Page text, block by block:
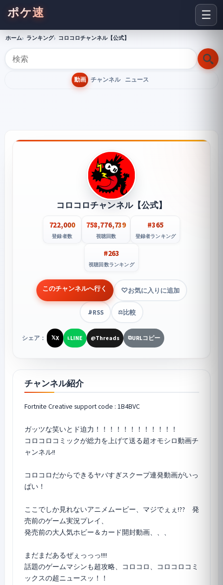
☰
ポケ速
ホーム ランキング コロコロチャンネル【公式】
動画 チャンネル ニュース
コロコロチャンネル【公式】
722,000
登録者数
758,776,739
視聴回数
#365
登録者ランキング
#263
視聴回数ランキング
このチャンネルへ行く お気に入りに追加
📡RSS ⚖️比較
シェア： 𝕏X LLINE @Threads ⧉URLコピー
チャンネル紹介
Fortnite Creative support code : 1B4BVC
ガッツな笑いとド迫力！！！！！！！！！！！！
コロコロコミックが総力を上げて送る超オモシロ動画チ
ャンネル!!
コロコロだからできるヤバすぎスクープ連発動画がいっ
ぱい！
ここでしか見れないアニメムービー、マジでぇぇ!?? 発
売前のゲーム実況プレイ、
発売前の大人気ホビー＆カード開封動画、、、
まだまだあるぜぇっっっ!!!!
話題のゲームマシンも超攻略、コロコロ、コロコロコミ
ックスの超ニュースッ！！